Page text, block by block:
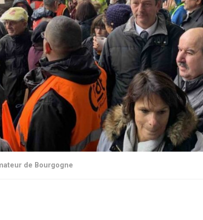
de Bourgogne